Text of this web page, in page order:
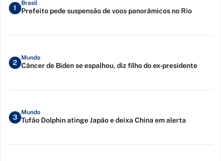
1
Brasil
Prefeito pede suspensão de voos panorâmicos no Rio
2
Mundo
Câncer de Biden se espalhou, diz filho do ex-presidente
3
Mundo
Tufão Dolphin atinge Japão e deixa China em alerta